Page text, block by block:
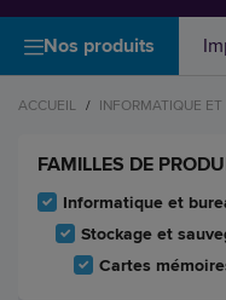
Nos produits
ACCUEIL / INFORMATIQUE
FAMILLES DE
Informatique et
Stockage et
Cartes